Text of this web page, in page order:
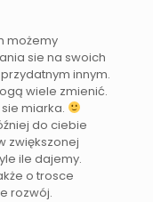
możemy
sie na swoich
innym.
wiele zmienić.
miarka.
do ciebie
zwiększonej
ile dajemy.
o trosce
rozwój.